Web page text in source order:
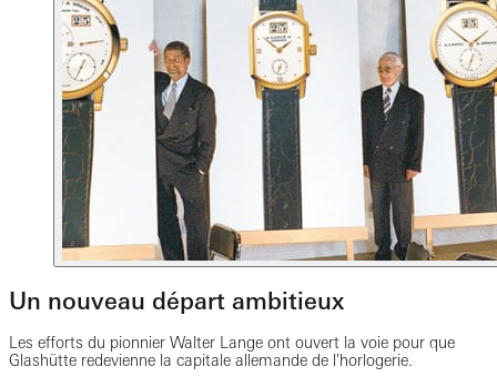
Un nouveau départ ambitieux
Les efforts du pionnier Walter Lange ont ouvert la voie pour que
Glashütte redevienne la capitale allemande de l'horlogerie.